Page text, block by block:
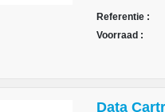
Referentie :
Voorraad :
Data